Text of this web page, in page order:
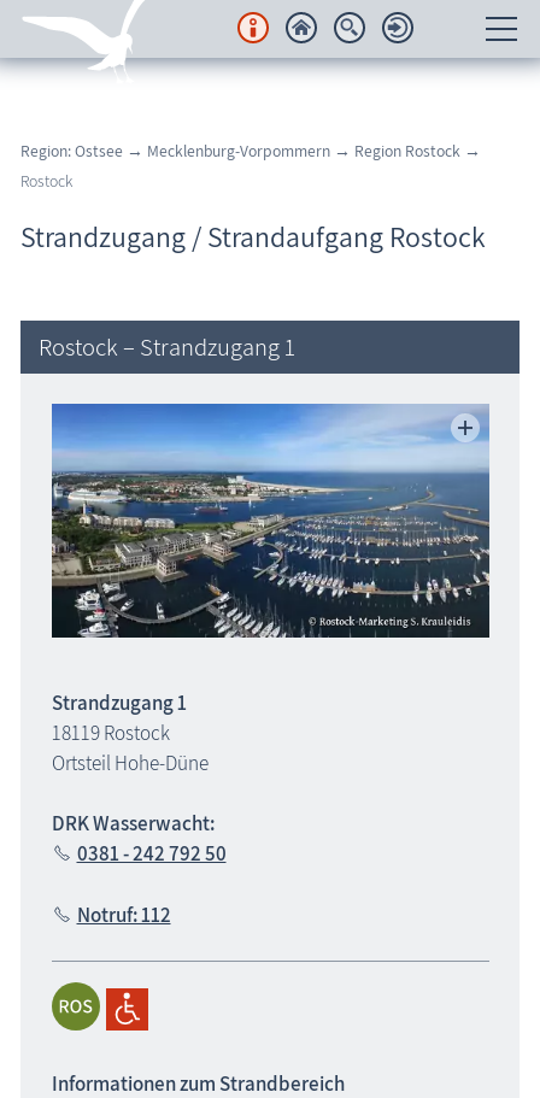
Regionales
Urlaubsorte
Freizeit
Wissenswertes
Veranstaltungen
Blog
Region: Ostsee → Mecklenburg-Vorpommern → Region Rostock →
Rostock
Strandzugang / Strandaufgang Rostock
Rostock – Strandzugang 1
Strandzugang 1
18119 Rostock
Ortsteil Hohe-Düne
DRK Wasserwacht:
0381 - 242 792 50
Notruf: 112
Informationen zum Strandbereich